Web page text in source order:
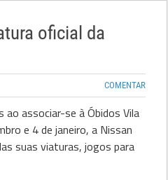
oficial da
COMENTAR
associar-se à Óbidos Vila
e 4 de janeiro, a Nissan
suas viaturas, jogos para